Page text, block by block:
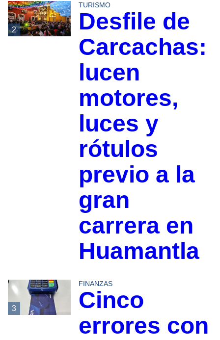
2
TURISMO
Desfile de
Carcachas:
lucen
motores,
luces y
rótulos
previo a la
gran
carrera en
Huamantla
3
FINANZAS
Cinco
errores con